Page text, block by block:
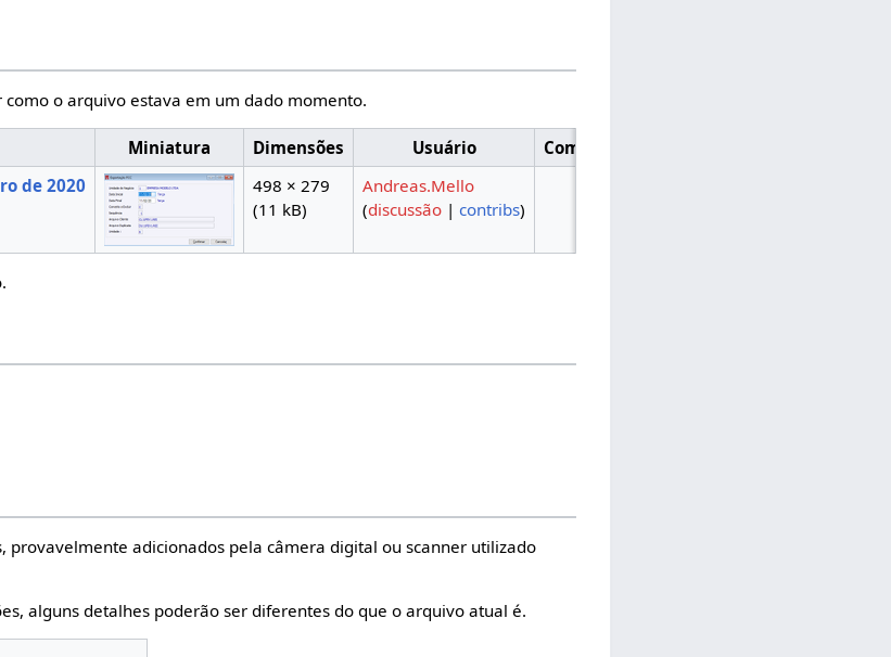
o arquivo estava em um dado momento.
Miniatura Dimensões Usuário
Comentário
de 2020
498 × 279
(11 kB)
Andreas.Mello
(discussão| contribs)
provavelmente adicionados pela câmera digital ou scanner utilizado
alguns detalhes poderão ser diferentes do que o arquivo atual é.